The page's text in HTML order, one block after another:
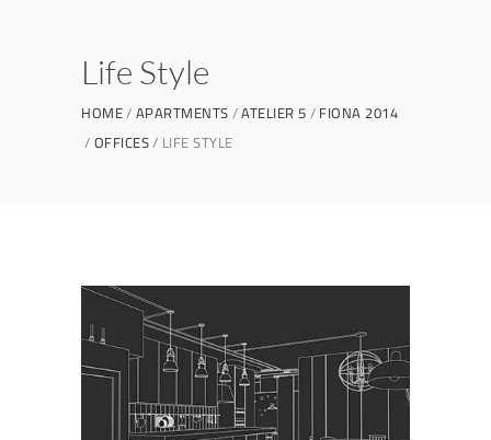
Life Style
HOME APARTMENTS ATELIER 5
FIONA 2014
OFFICES
LIFE STYLE